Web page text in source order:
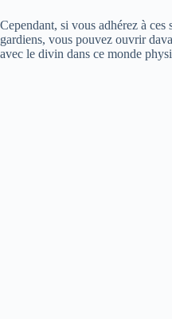
Cependant, si vous adhérez à ces
gardiens, vous pouvez ouvrir
avec le divin dans ce monde